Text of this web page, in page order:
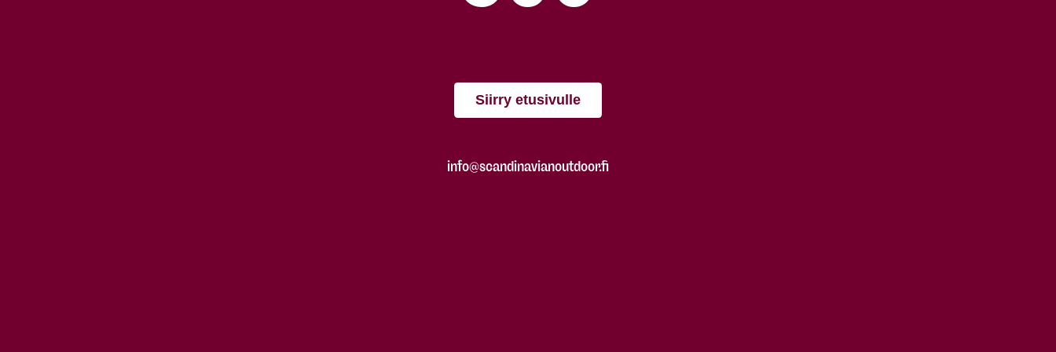
Siirry etusivulle
info@scandinavianoutdoor.fi